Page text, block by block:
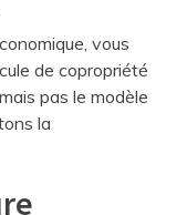
vous
de copropriété
pas le modèle
la